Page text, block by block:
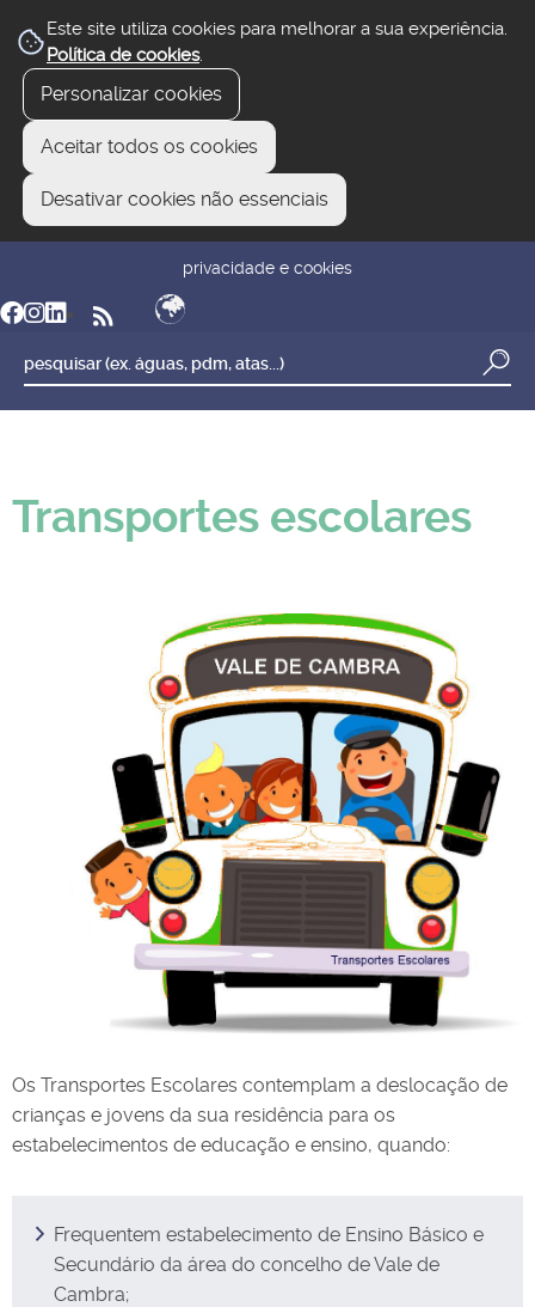
Este site utiliza cookies para melhorar a sua experiência.
Política de cookies.
Personalizar cookies
Aceitar todos os cookies
Desativar cookies não essenciais
privacidade e cookies
Transportes escolares
Os Transportes Escolares contemplam a deslocação de
crianças e jovens da sua residência para os
estabelecimentos de educação e ensino, quando:
Frequentem estabelecimento de Ensino Básico e
Secundário da área do concelho de Vale de
Cambra;